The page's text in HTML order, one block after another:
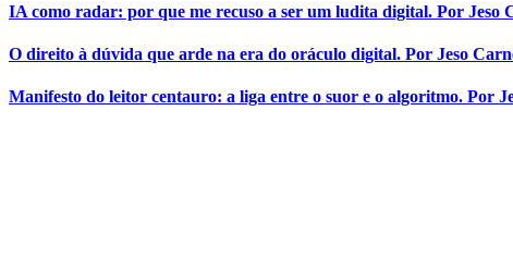
IA como radar: por que me recuso a ser um ludita digital. Por Jeso
O direito à dúvida que arde na era do oráculo digital. Por Jeso
Manifesto do leitor centauro: a liga entre o suor e o algoritmo. Por